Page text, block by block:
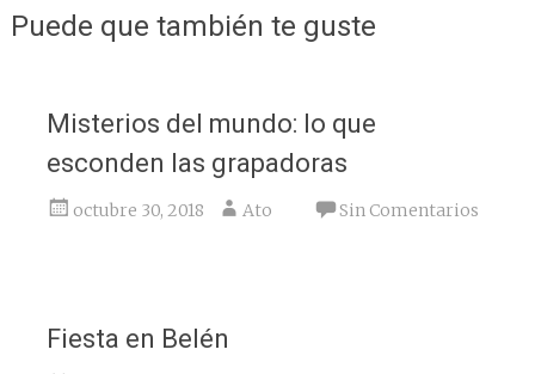
entradas
Puede que también te guste
Misterios del mundo: lo que
esconden las grapadoras
octubre 30, 2018 Ato Sin Comentarios
Fiesta en Belén